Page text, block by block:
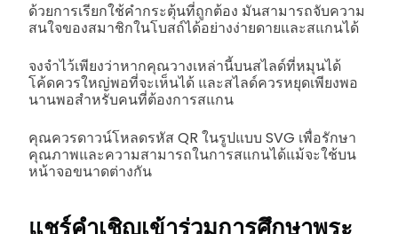
ด้วยการเรียกใช้คำกระตุ้นที่ถูกต้อง มันสามารถจับความ
สนใจของสมาชิกในโบสถ์ได้อย่างง่ายดายและสแกนได้
จงจำไว้เพียงว่าหากคุณวางเหล่านี้บนสไลด์ที่หมุนได้
โค้ดควรใหญ่พอที่จะเห็นได้ และสไลด์ควรหยุดเพียงพอ
นานพอสำหรับคนที่ต้องการสแกน
คุณควรดาวน์โหลดรหัส QR ในรูปแบบ SVG เพื่อรักษา
คุณภาพและความสามารถในการสแกนได้แม้จะใช้บน
หน้าจอขนาดต่างกัน
แชร์คำเชิญเข้าร่วมการศึกษาพระ